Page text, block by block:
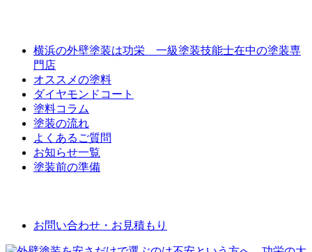
横浜の外壁塗装は功栄 一級塗装技能士在中の塗装専
門店
オススメの塗料
ダイヤモンドコート
塗料コラム
塗装の流れ
よくあるご質問
お知らせ一覧
塗装前の準備
お問い合わせ・お見積もり